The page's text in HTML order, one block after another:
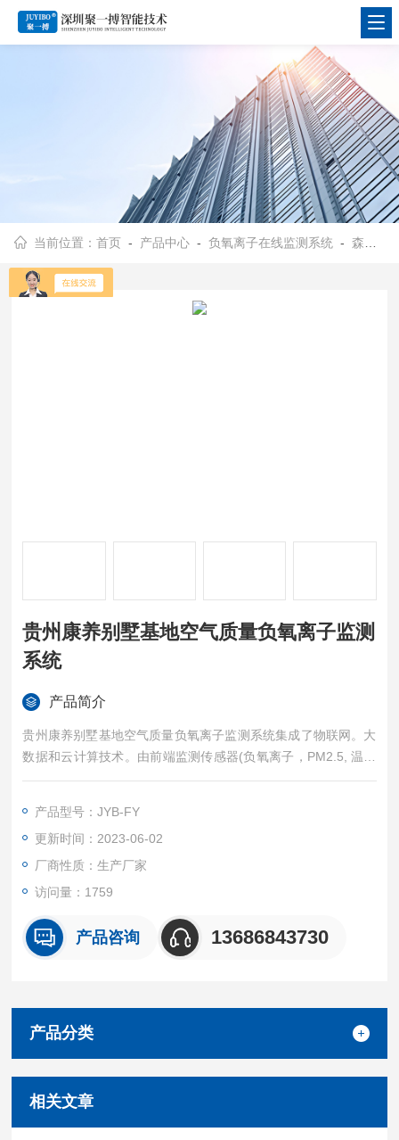
当前位置：首页 - 产品中心 -负氧离子在线监测系统 -森林公园空气质量负氧离子监测系统
贵州康养别墅基地空气质量负氧离子监测
系统
产品简介
贵州康养别墅基地空气质量负氧离子监测系统集成了物联网。大
数据和云计算技术。由前端监测传感器(负氧离子，PM2.5, 温湿
度等)。数据采集系统、后端数据处理云平台及高清LED屏幕共四
数据作为支撑，负氧离子浓度监测已经成了很多景区的标配。
产品型号：JYB-FY
更新时间：2023-06-02
厂商性质：生产厂家
访问量：1759
产品咨询 13686843730
产品分类
相关文章